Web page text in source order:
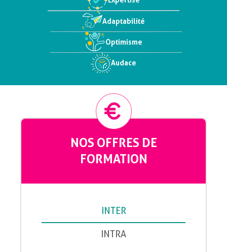
Adaptabilité
Optimisme
Audace
NOS OFFRES DE
FORMATION
INTER
INTRA